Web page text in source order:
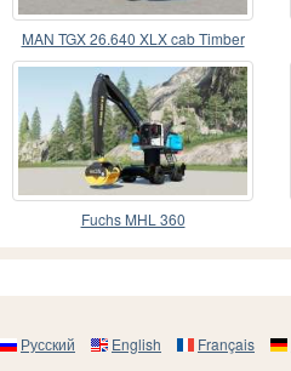
MAN TGX 26.640 XLX cab Timber
Truck
Fuchs MHL 360
Русский English Français